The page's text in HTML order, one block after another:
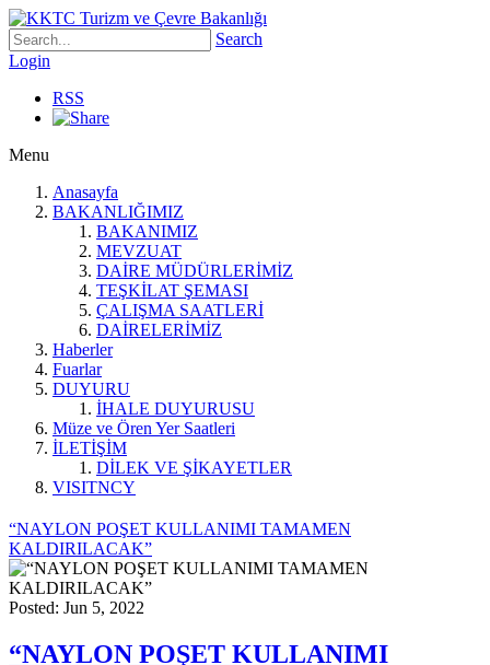
Search
Login
RSS
Menu
Anasayfa
BAKANLIĞIMIZ
BAKANIMIZ
MEVZUAT
DAİRE MÜDÜRLERİMİZ
TEŞKİLAT ŞEMASI
ÇALIŞMA SAATLERİ
DAİRELERİMİZ
Haberler
Fuarlar
DUYURU
İHALE DUYURUSU
Müze ve Ören Yer Saatleri
İLETİŞİM
DİLEK VE ŞİKAYETLER
VISITNCY
“NAYLON POŞET KULLANIMI TAMAMEN
KALDIRILACAK”
Posted: Jun 5, 2022
“NAYLON POŞET KULLANIMI